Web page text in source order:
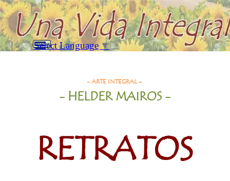
Vaya al Contenido
Saltar menú
Select Language ▼
Buscar
- ARTE INTEGRAL –
- HELDER MAIROS -
RETRATOS